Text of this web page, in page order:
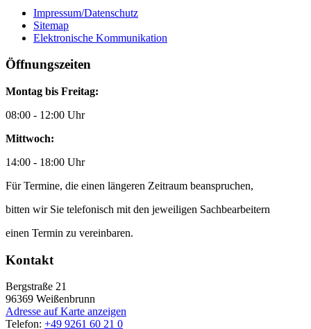
Impressum/Datenschutz
Sitemap
Elektronische Kommunikation
Öffnungszeiten
Montag bis Freitag:
08:00 - 12:00 Uhr
Mittwoch:
14:00 - 18:00 Uhr
Für Termine, die einen längeren Zeitraum beanspruchen,
bitten wir Sie telefonisch mit den jeweiligen Sachbearbeitern
einen Termin zu vereinbaren.
Kontakt
Bergstraße 21
96369 Weißenbrunn
Adresse auf Karte anzeigen
Telefon: +49 9261 60 21 0